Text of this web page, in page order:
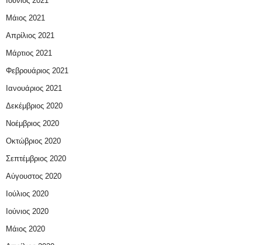
Μάιος 2021
Απρίλιος 2021
Μάρτιος 2021
Φεβρουάριος 2021
Ιανουάριος 2021
Δεκέμβριος 2020
Νοέμβριος 2020
Οκτώβριος 2020
Σεπτέμβριος 2020
Αύγουστος 2020
Ιούλιος 2020
Ιούνιος 2020
Μάιος 2020